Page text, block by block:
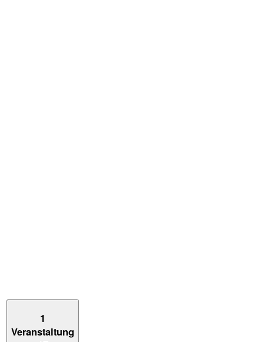
1
Veranstaltung